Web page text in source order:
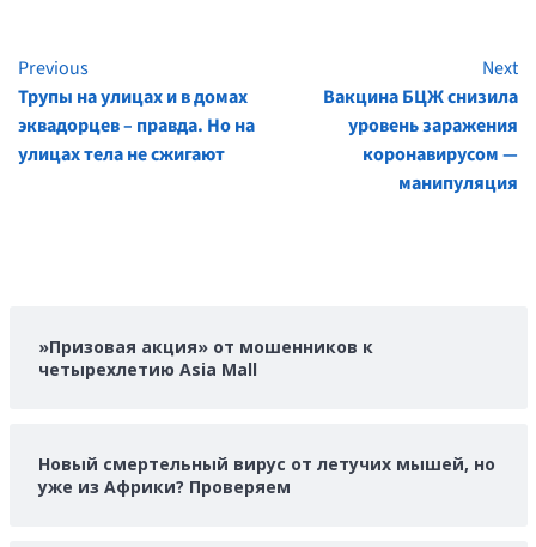
Continue
Reading
Previous
Трупы на улицах и в домах
эквадорцев – правда. Но на
улицах тела не сжигают
Next
Вакцина БЦЖ снизила
уровень заражения
коронавирусом —
манипуляция
»Призовая акция» от мошенников к
четырехлетию Asia Mall
Новый смертельный вирус от летучих мышей, но
уже из Африки? Проверяем